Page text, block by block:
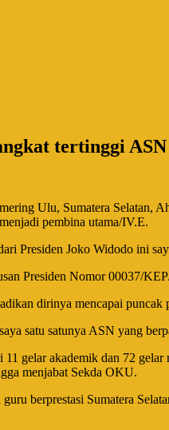
tertinggi
Ulu, Sumatera Selatan,
pembina utama/IV.E.
Presiden Joko Widodo ini
Presiden Nomor 00037/
dirinya mencapai
satu satunya ASN yang
gelar akademik dan 72
menjabat Sekda OKU.
berprestasi Sumatera